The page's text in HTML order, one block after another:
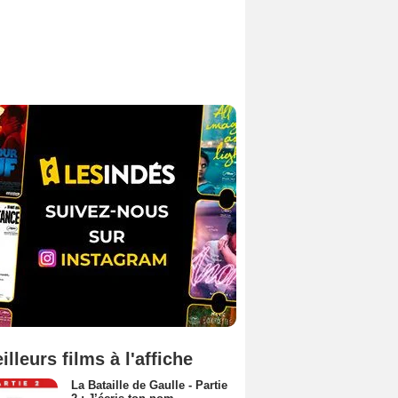
films à l'affiche
La Bataille de Gaulle - Partie